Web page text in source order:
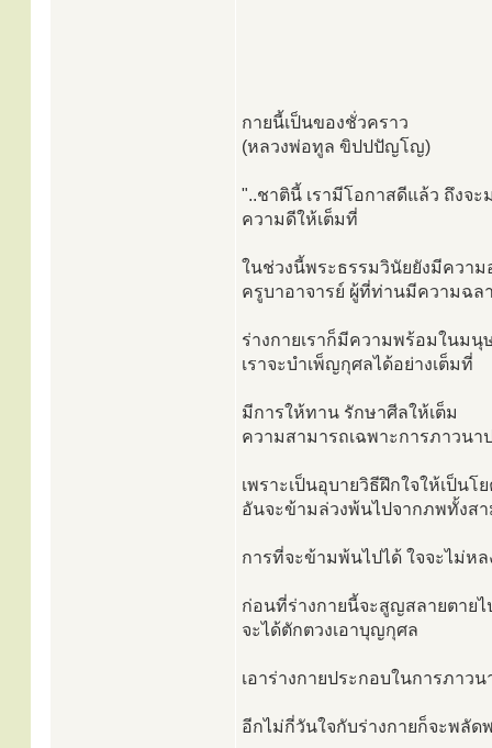
กายนี้เป็นของชั่วคราว
(หลวงพ่อทูล ขิปปปัญโญ)
"..ชาตินี้ เรามีโอกาสดีแล้ว ถึงจ
ความดีให้เต็มที่
ในช่วงนี้พระธรรมวินัยยังมีควา
ครูบาอาจารย์ ผู้ที่ท่านมีความฉล
ร่างกายเราก็มีความพร้อมในมนุ
เราจะบำเพ็ญกุศลได้อย่างเต็มที่
มีการให้ทาน รักษาศีลให้เต็ม
ความสามารถเฉพาะการภาวน
เพราะเป็นอุบายวิธีฝึกใจให้เป็นโ
อันจะข้ามล่วงพ้นไปจากภพทั้งส
การที่จะข้ามพ้นไปได้ ใจจะไม่ห
ก่อนที่ร่างกายนี้จะสูญสลายตายไ
จะได้ตักตวงเอาบุญกุศล
เอาร่างกายประกอบในการภาว
อีกไม่กี่วันใจกับร่างกายก็จะพลั